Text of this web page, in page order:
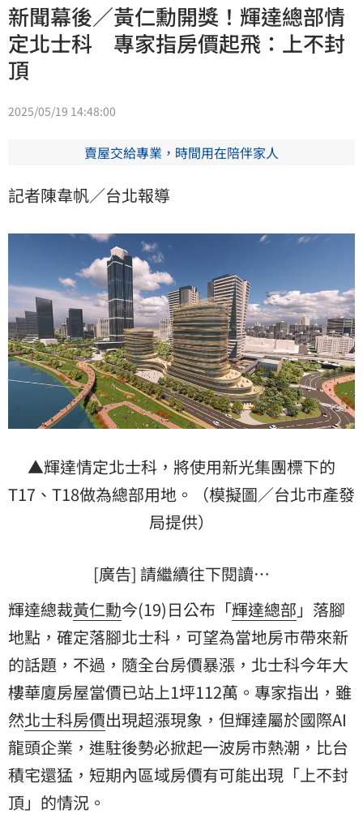
新聞幕後／黃仁勳開獎！輝達總部情
定北士科 專家指房價起飛：上不封
頂
2025/05/19 14:48:00
賣屋交給專業，時間用在陪伴家人
記者陳韋帆／台北報導
▲輝達情定北士科，將使用新光集團標下的
T17、T18做為總部用地。（模擬圖／台北市產發
局提供）
[廣告] 請繼續往下閱讀…
輝達總裁黃仁勳今(19)日公布「輝達總部 」落腳
地點，確定落腳北士科，可望為當地房市帶來新
的話題，不過，隨全台房價暴漲，北士科今年大
樓華廈房屋當價已站上1坪112萬。專家指出，雖
然北士科房價出現超漲現象，但輝達屬於國際AI
龍頭企業，進駐後勢必掀起一波房市熱潮，比台
積宅還猛，短期內區域房價有可能出現「上不封
頂」的情況。